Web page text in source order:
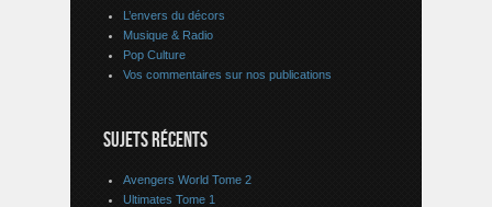
L’envers du décors
Musique & Radio
Pop Culture
Vos commentaires sur nos publications
SUJETS RÉCENTS
Avengers World Tome 2
Ultimates Tome 1